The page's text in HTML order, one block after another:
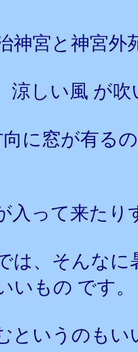
神宮と神宮
涼しい風 が
に窓が有る
入って来たり
は、そんな
いもの です。
というのもい